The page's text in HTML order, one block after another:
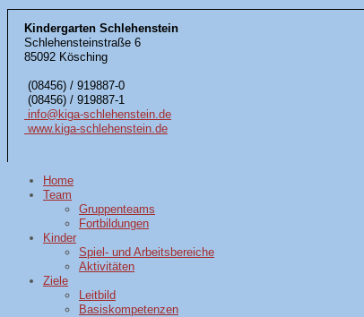
Kindergarten Schlehenstein
Schlehensteinstraße 6
85092 Kösching
(08456) / 919887-0
(08456) / 919887-1
info@kiga-schlehenstein.de
www.kiga-schlehenstein.de
Home
Team
Gruppenteams
Fortbildungen
Kinder
Spiel- und Arbeitsbereiche
Aktivitäten
Ziele
Leitbild
Basiskompetenzen